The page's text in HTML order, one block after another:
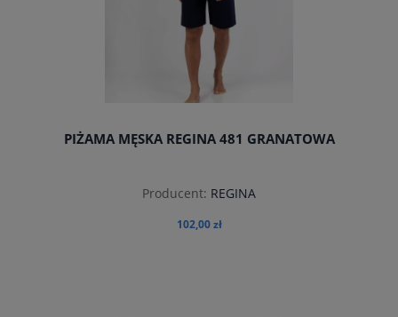
PIŻAMA MĘSKA REGINA 481 GRANATOWA
Producent: REGINA
102,00 zł